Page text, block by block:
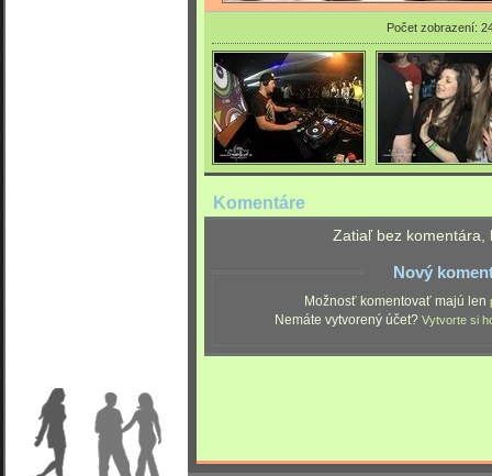
Počet zobrazení:
Komentáre
Zatiaľ bez komentára,
Nový
Možnosť komentovať majú len
Nemáte vytvorený účet? Vytvorte si